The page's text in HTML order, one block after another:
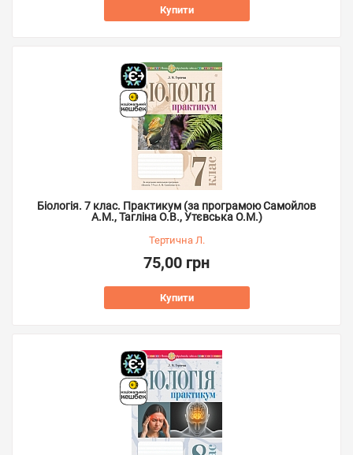
Купити
Біологія. 7 клас. Практикум (за програмою Самойлов
А.М., Тагліна О.В., Утєвська О.М.)
Тертична Л.
75,00 грн
Купити